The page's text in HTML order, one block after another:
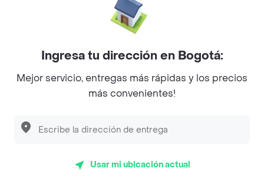
Sobre Rappi
Facebook
Twitter
Instagram
©2026Rappi Inc. All rights reserved.
Ingresa tu dirección en Bogotá:
Mejor servicio, entregas más rápidas y los precios
más convenientes!
Usar mi ubicación actual